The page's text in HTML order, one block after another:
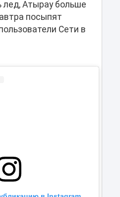
лед, Атырау больше
посыпят
Сети в